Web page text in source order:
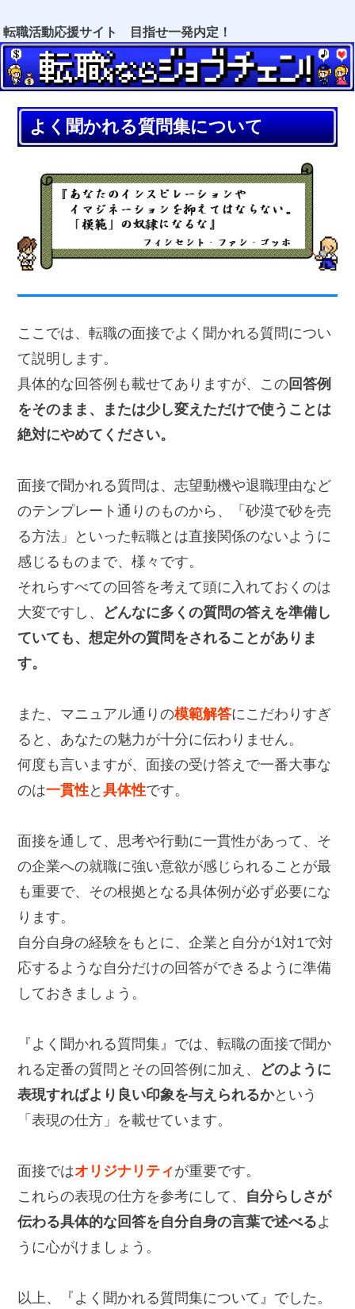
転職活動応援サイト 目指せ一発内定！
よく聞かれる質問集について
ここでは、転職の面接でよく聞かれる質問につい
て説明します。
具体的な回答例も載せてありますが、この回答例
をそのまま、または少し変えただけで使うことは
絶対にやめてください。
面接で聞かれる質問は、志望動機や退職理由など
のテンプレート通りのものから、「砂漠で砂を売
る方法」といった転職とは直接関係のないように
感じるものまで、様々です。
それらすべての回答を考えて頭に入れておくのは
大変ですし、
どんなに多くの質問の答えを準備し
ていても、想定外の質問をされることがありま
す。
また、マニュアル通りの模範解答にこだわりすぎ
ると、あなたの魅力が十分に伝わりません。
何度も言いますが、面接の受け答えで一番大事な
のは一貫性と具体性です。
面接を通して、思考や行動に一貫性があって、そ
の企業への就職に強い意欲が感じられることが最
も重要で、その根拠となる具体例が必ず必要にな
ります。
自分自身の経験をもとに、企業と自分が1対1で対
応するような自分だけの回答ができるように準備
しておきましょう。
『よく聞かれる質問集』では、転職の面接で聞か
れる定番の質問とその回答例に加え、
どのように
表現すればより良い印象を与えられるかという
「表現の仕方」を載せています。
面接ではオリジナリティが重要です。
これらの表現の仕方を参考にして、 自分らしさが
伝わる具体的な回答を自分自身の言葉で述べるよ
うに心がけましょう。
以上、『よく聞かれる質問集について』でした。